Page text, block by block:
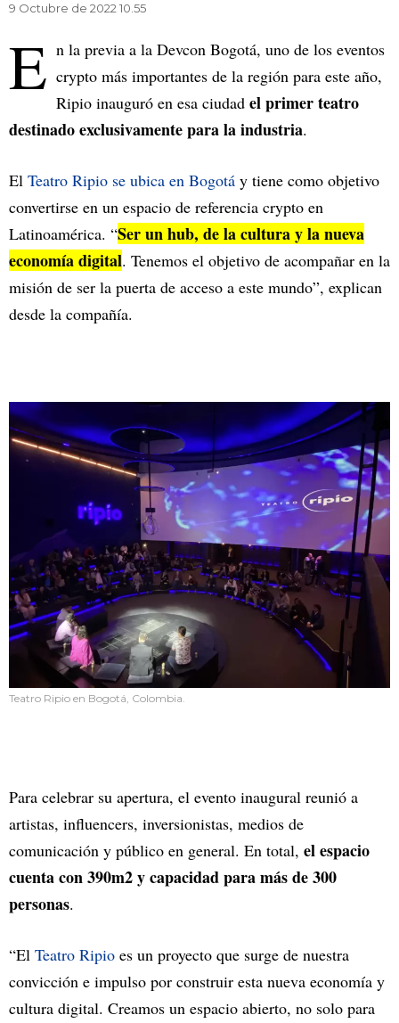
9 Octubre de 2022 10.55
E n la previa a la Devcon Bogotá, uno de los eventos
crypto más importantes de la región para este año,
Ripio inauguró en esa ciudad el primer teatro
destinado exclusivamente para la industria.
El Teatro Ripio se ubica en Bogotá y tiene como objetivo
convertirse en un espacio de referencia crypto en
Latinoamérica. “Ser un hub, de la cultura y la nueva
economía digital. Tenemos el objetivo de acompañar en la
misión de ser la puerta de acceso a este mundo”, explican
desde la compañía.
Teatro Ripio en Bogotá, Colombia.
Para celebrar su apertura, el evento inaugural reunió a
artistas, influencers, inversionistas, medios de
comunicación y público en general. En total, el espacio
cuenta con 390m2 y capacidad para más de 300
personas.
“El Teatro Ripio es un proyecto que surge de nuestra
convicción e impulso por construir esta nueva economía y
cultura digital. Creamos un espacio abierto, no solo para